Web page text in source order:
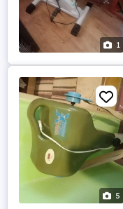
1
5